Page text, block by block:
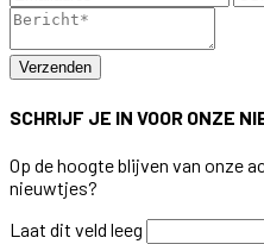
Verzenden
SCHRIJF JE IN VOOR ONZE
Op de hoogte blijven van onze
nieuwtjes?
Laat dit veld leeg